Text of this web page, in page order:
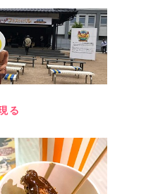
る